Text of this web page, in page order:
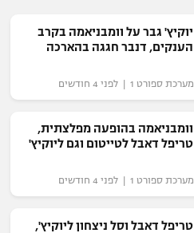
יוקיץ' גבר על וומבניאמה בקרב
הענקים, דנבר חגגה בהארכה
מערכת ספורט 1 | לפני 4 חודשים
וומבניאמה בהופעה מפלצתית,
טריפל דאבל לטייטום וגם ליוקיץ'
מערכת ספורט 1 | לפני 4 חודשים
טריפל דאבל וסל ניצחון ליוקיץ',